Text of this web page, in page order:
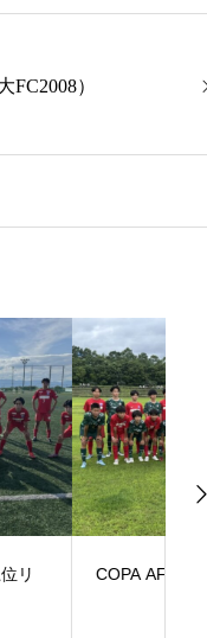
）
AFG U-14